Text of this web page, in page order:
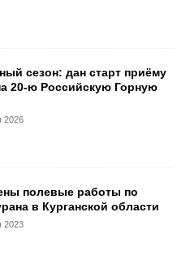
сезон: дан старт приёму
20-ю Российскую Горную
2026
полевые работы по
в Курганской области
2023